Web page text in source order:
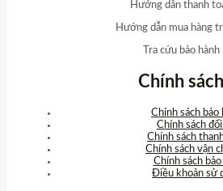
Hướng dẫn thanh
Hướng dẫn mua hàng
Tra cứu bảo hành
Chính sách
Chính sách bảo
Chính sách
Chính sách
Chính sách vận
Chính sách
Điều khoản sử